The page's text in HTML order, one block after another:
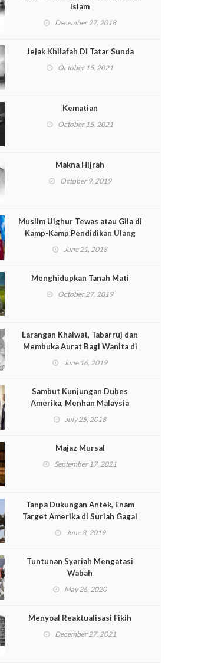
Islam
December 27, 2018
Jejak Khilafah Di Tatar Sunda
October 15, 2021
Kematian
October 15, 2021
Makna Hijrah
October 9, 2019
Muslim Uighur Tewas atau Gila di
Kamp-Kamp Pendidikan Ulang
June 21, 2018
Menghidupkan Tanah Mati
October 27, 2019
Larangan Khalwat, Tabarruj dan
Membuka Aurat Bagi Wanita di
Hadapan Pria Non-Mahram
June 16, 2019
Sambut Kunjungan Dubes
Amerika, Menhan Malaysia
Dikecam
July 25, 2018
Majaz Mursal
September 17, 2021
Tanpa Dukungan Antek, Enam
Target Amerika di Suriah Gagal
June 3, 2019
Tuntunan Syariah Mengatasi
Wabah
May 26, 2020
Menyoal Reaktualisasi Fikih
December 27, 2021